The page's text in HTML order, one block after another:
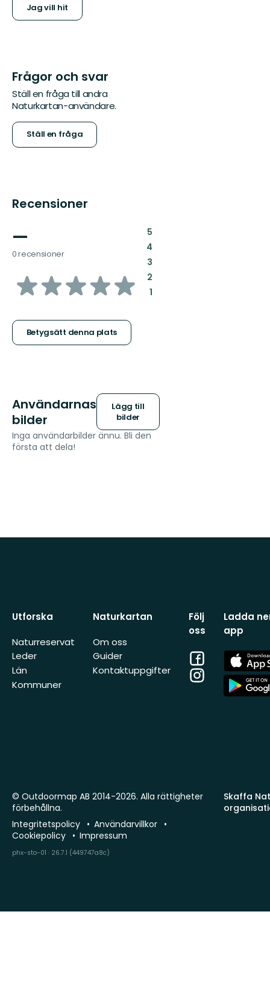
Jag vill hit
Frågor och svar
Ställ en fråga till andra
Naturkartan-användare.
Ställ en fråga
Recensioner
—
0 recensioner
av
stjärnor
Betygsätt denna plats
5:
4:
3:
2:
1:
Användarnas
bilder
Lägg till
bilder
Inga användarbilder ännu. Bli den
första att dela!
Utforska
Naturreservat
Leder
Län
Kommuner
Naturkartan
Om oss
Guider
Kontaktuppgifter
Följ
oss
Facebook
Instagram
Ladda
app
App
Store
App
Store
Skaffa
© Outdoormap AB 2014-2026. Alla rättigheter
förbehållna.
Integritetspolicy
Användarvillkor
Cookiepolicy
Impressum
phx-sto-01 · 26.7.1 (449747a8c)